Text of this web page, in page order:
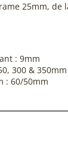
25mm, de
: 9mm
300 &
: 60/50mm